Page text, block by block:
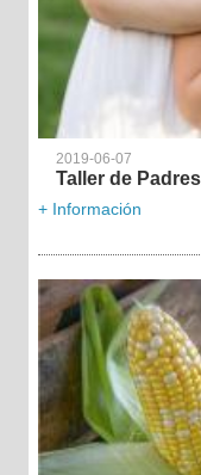
2019-06-07
Taller de Padres
+ Información